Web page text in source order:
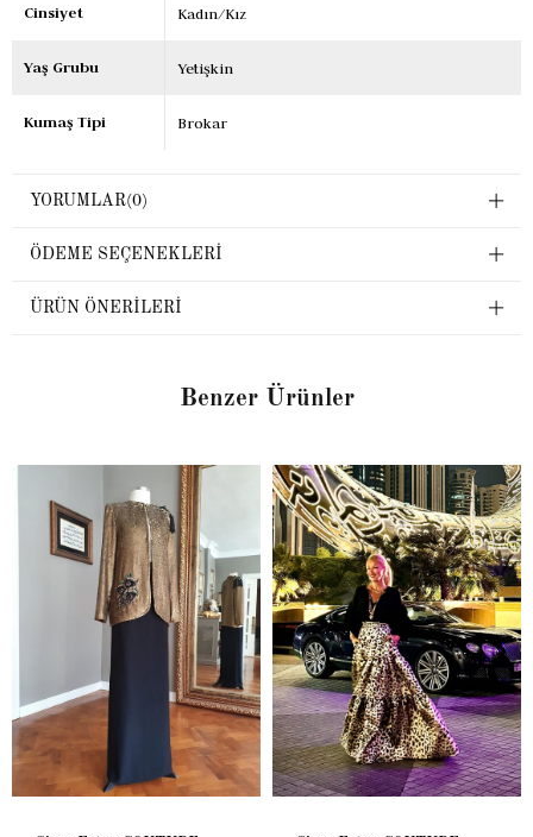
Cinsiyet Kadın/Kız
Yaş Grubu Yetişkin
Kumaş Tipi Brokar
YORUMLAR(0)
ÖDEME SEÇENEKLERI
ÜRÜN ÖNERILERI
Benzer Ürünler